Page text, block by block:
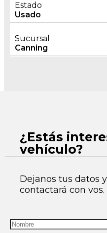
Estado
Usado
Sucursal
Canning
¿Estás
vehículo?
Dejanos tus datos
contactará con vos.